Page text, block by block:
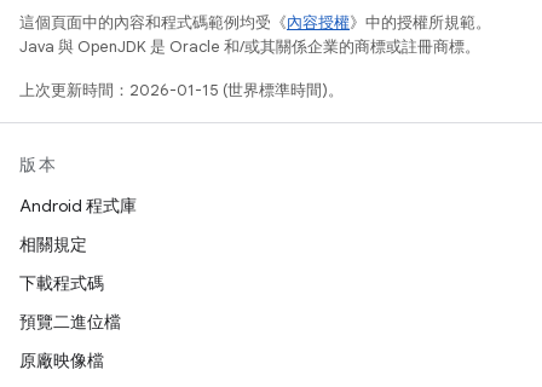
這個頁面中的內容和程式碼範例均受《內容授權》中的授權所規範。
Java 與 OpenJDK 是 Oracle 和/或其關係企業的商標或註冊商標。
上次更新時間：2026-01-15 (世界標準時間)。
版本
Android 程式庫
相關規定
下載程式碼
預覽二進位檔
原廠映像檔